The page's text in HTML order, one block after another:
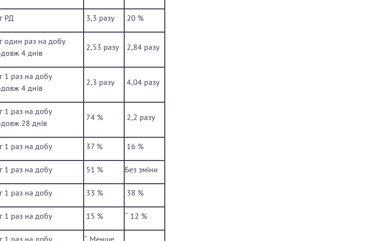
РД ­ 3,3 разу ­ 20 %
один раз на добу
4 днів
­ 2,53 разу ­ 2,84 разу
1 раз на добу
4 днів
­ 2,3 разу ­ 4,04 разу
1 раз на добу
28 днів
­ 74 % ­ 2,2 разу
1 раз на добу ­ 37 % ­ 16 %
1 раз на добу ­ 51 % Без зміни
1 раз на добу ­ 33 % ­ 38 %
1 раз на добу ­ 15 % ¯ 12 %
1 раз на добу ¯ Менше